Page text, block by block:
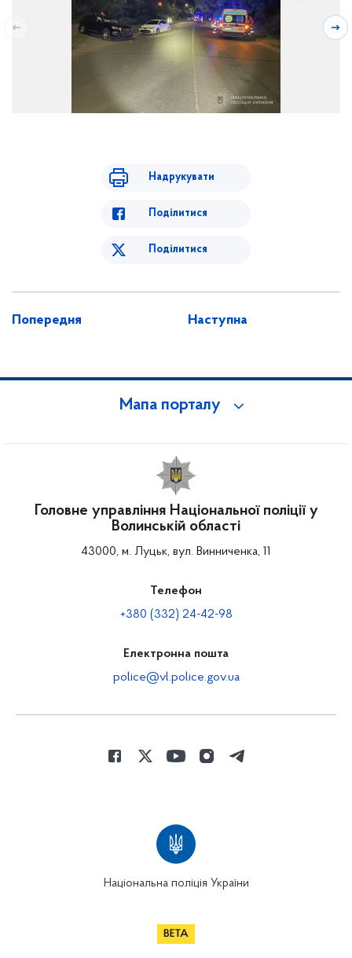
Надрукувати
Поділитися
Поділитися
Попередня Наступна
Мапа порталу
Головне управління Національної поліції у
Волинській області
43000, м. Луцьк, вул. Винниченка, 11
Телефон
+380 (332) 24-42-98
Електронна пошта
police@vl.police.gov.ua
Національна поліція України